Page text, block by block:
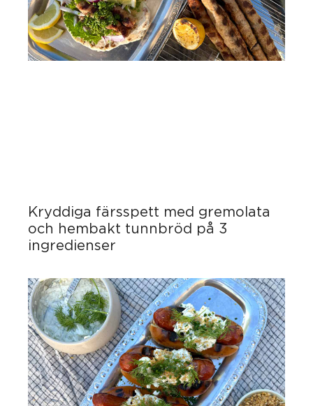
Kryddiga färsspett med gremolata
och hembakt tunnbröd på 3
ingredienser